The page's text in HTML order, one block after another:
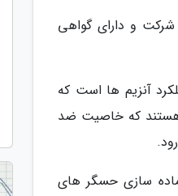
شرکت و دارای گواهی
آنزیم ها است که
هستند که خاصیت ضد
سازی حسگر های